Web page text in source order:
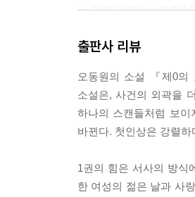
눈 덮인 가평에서의 2박
로부터 떨어져 나온 공
--- p.88 「1권」 중에서
출판사 리뷰
오동원의 소설 『제0의
소설은, 사건의 외곽을
하나의 스캔들처럼 보
바뀐다. 첫인상은 강렬
1권의 힘은 서사의 방식
한 여성의 젊은 날과 사